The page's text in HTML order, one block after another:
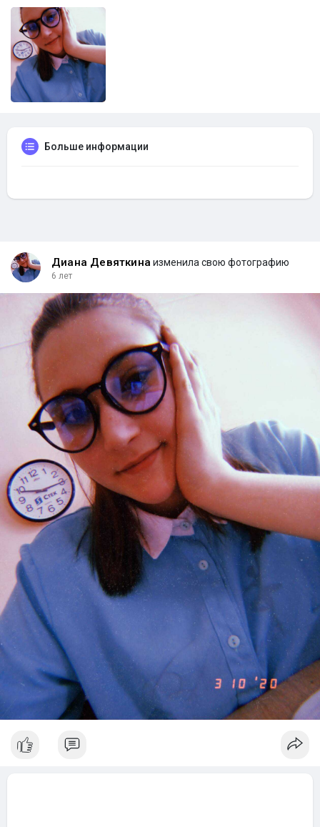
Больше информации
Диана Девяткина изменила свою фотографию
6 лет